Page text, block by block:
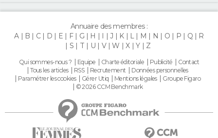
Annuaire des membres :
A
B C D E F G H I J K L M N O P Q
R
S
T U V W X Y Z
Qui sommes-nous ? Equipe Charte éditoriale Publicité
Contact
Tous les articles
RSS Recrutement
Données personnelles
Paramétrer les cookies
Gérer Utiq Mentions légales
Groupe Figaro
© 2026 CCM Benchmark